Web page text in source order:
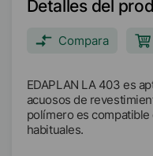
Detalles del
Compara
EDAPLAN LA 403 es
acuosos de
polímero es
habituales.